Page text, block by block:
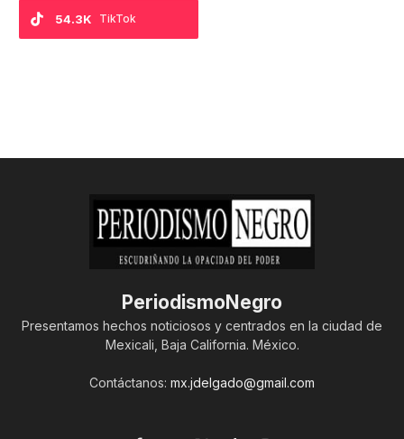
TikTok
54.3K
PeriodismoNegro
Presentamos hechos noticiosos y centrados en la ciudad de
Mexicali, Baja California. México.
Contáctanos: mx.jdelgado@gmail.com